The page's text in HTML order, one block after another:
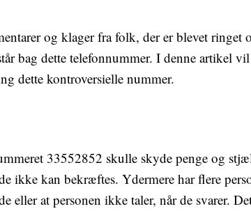
og klager fra folk, der er blevet ringet
bag dette telefonnummer. I denne artikel
dette kontroversielle nummer.
33552852 skulle skyde penge og
ikke kan bekræftes. Ydermere har flere
eller at personen ikke taler, når de svarer.